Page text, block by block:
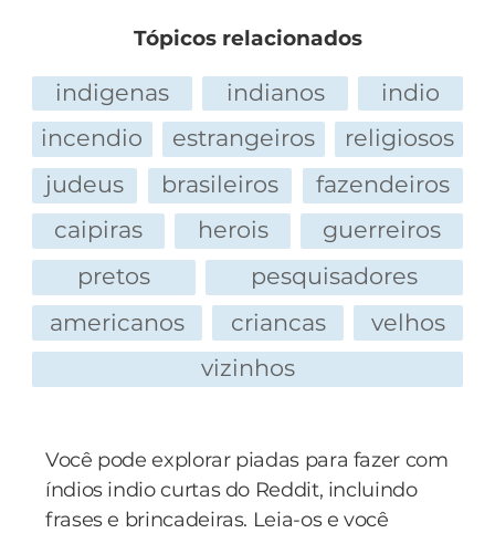
Tópicos relacionados
indigenas indianos
indio
incendio
estrangeiros
religiosos
judeus
brasileiros
fazendeiros
caipiras
herois
guerreiros
pretos
pesquisadores
americanos
criancas
velhos
vizinhos
Você pode explorar piadas para fazer com
índios indio curtas do Reddit, incluindo
frases e brincadeiras. Leia-os e você